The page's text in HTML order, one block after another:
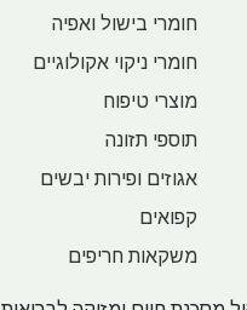
חומרי בישול ואפיה
חומרי ניקוי אקולוגיים
מוצרי טיפוח
תוספי תזונה
אגוזים ופירות יבשים
קפואים
משקאות חריפים